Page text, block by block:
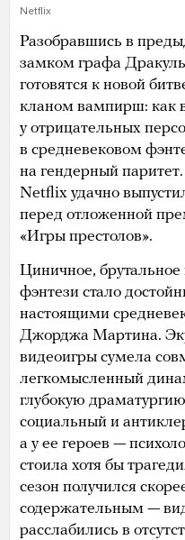
Netflix
Разобравшись в
замком графа
готовятся к новой
кланом вампирш: как
у отрицательных
в средневековом
на гендерный
Netflix удачно
перед отложенной
«Игры престолов».
Циничное,
фэнтези стало
настоящими
Джорджа Мартина.
видеоигры сумела
легкомысленный
глубокую
социальный и
а у ее героев —
стоила хотя бы
сезон получился
содержательным —
расслабились в